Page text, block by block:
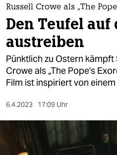
themen
politik
öko
gesellschaft
sport
berlin
Russell Crowe als „The
Den Teufel
austreiben
Pünktlich zu Ostern
Crowe als „The Pope's
Film ist inspiriert von
6.4.2023 17:09 Uhr